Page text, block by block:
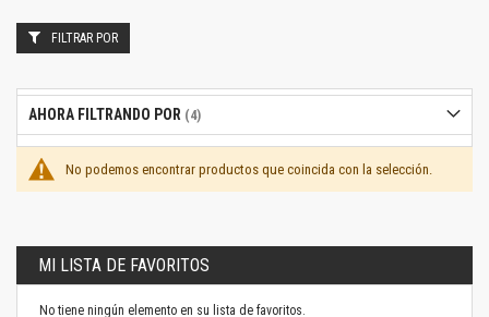
No podemos encontrar productos que coincida con la selección.
FILTRAR POR
AHORA FILTRANDO POR
MI LISTA DE FAVORITOS
No tiene ningún elemento en su lista de favoritos.